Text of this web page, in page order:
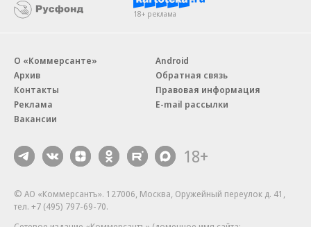
18+ реклама
О «Коммерсанте»
Архив
Контакты
Реклама
Вакансии
Android
Обратная связь
Правовая информация
E-mail рассылки
18+
© АО «Коммерсантъ». 127006, Москва, Оружейный переулок д. 41,
тел. +7 (495) 797-69-70.